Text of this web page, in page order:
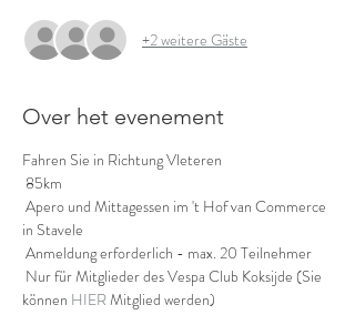
+2 weitere Gäste
Over het evenement
Fahren Sie in Richtung Vleteren
85km
in Stavele
Anmeldung erforderlich - max. 20 Teilnehmer
können HIER Mitglied werden)